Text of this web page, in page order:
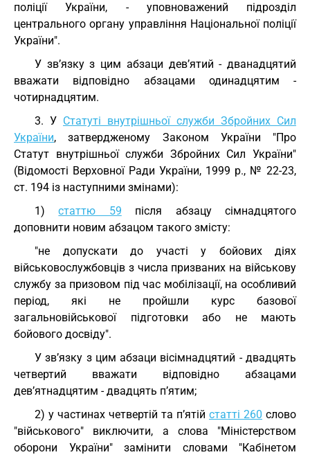
поліції України, - уповноважений підрозділ
центрального органу управління Національної поліції
України".
У зв’язку з цим абзаци дев’ятий - дванадцятий
вважати відповідно абзацами одинадцятим -
чотирнадцятим.
3. У Статуті внутрішньої служби Збройних Сил
України, затвердженому Законом України "Про
Статут внутрішньої служби Збройних Сил України"
(Відомості Верховної Ради України, 1999 р., № 22-23,
ст. 194 із наступними змінами):
1)статтю 59 після абзацу сімнадцятого
доповнити новим абзацом такого змісту:
"не допускати до участі у бойових діях
військовослужбовців з числа призваних на військову
службу за призовом під час мобілізації, на особливий
період, які не пройшли курс базової
загальновійськової підготовки або не мають
бойового досвіду".
У зв’язку з цим абзаци вісімнадцятий - двадцять
четвертий вважати відповідно абзацами
дев’ятнадцятим - двадцять п’ятим;
2) у частинах четвертій та п’ятій статті 260 слово
"військового" виключити, а слова "Міністерством
оборони України" замінити словами "Кабінетом